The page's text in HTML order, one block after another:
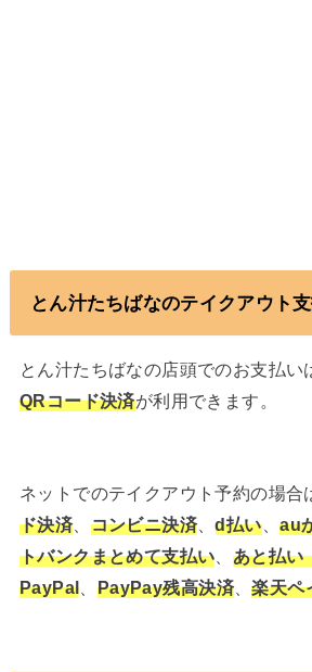
とん汁たちばなのテイクアウト
とん汁たちばなの店頭でのお支払い
QRコード決済が利用できます。
ネットでのテイクアウト予約の場合
ド決済
コンビニ決済 、d払い、au
トバンクまとめて支払い
あと払い
PayPal
PayPay残高決済、楽天ペ